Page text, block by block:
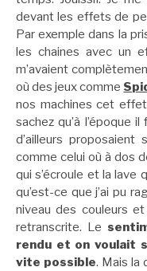
devant les effets de
Par exemple dans la
les chaines avec un
m’avaient
où des jeux comme
nos machines cet
sachez qu’à l’époque
d’ailleurs
comme celui où à dos
qui s’écroule et la lave
qu’est-ce que j’ai pu
niveau des couleurs
retranscrite. Le
rendu et on voulait
vite possible. Mais la